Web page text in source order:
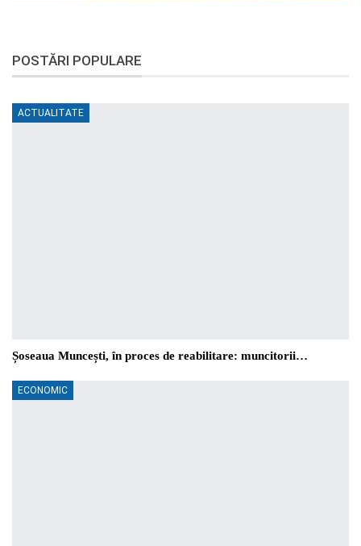
POSTĂRI POPULARE
ACTUALITATE
Șoseaua Muncești, în proces de reabilitare: muncitorii…
ECONOMIC